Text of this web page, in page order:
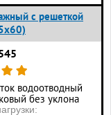
с решеткой
водоотводный
без уклона